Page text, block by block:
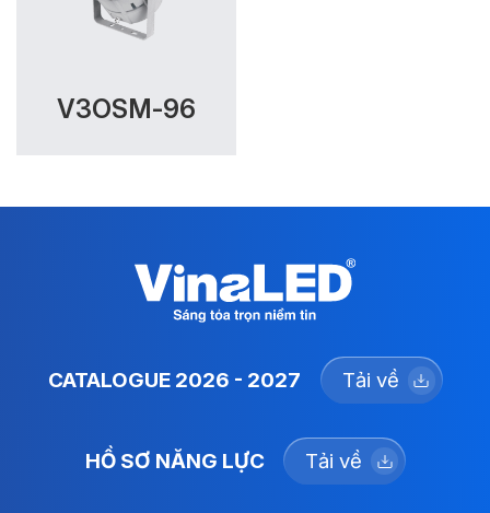
V3OSM-96
CATALOGUE 2026 - 2027 Tải về
HỒ SƠ NĂNG LỰC Tải về